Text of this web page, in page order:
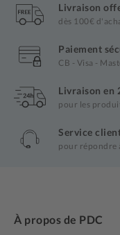
Livraison
dès 100€
Paiement
CB - Visa -
Livraison en
pour les
Service
pour répondre
À propos de PDC